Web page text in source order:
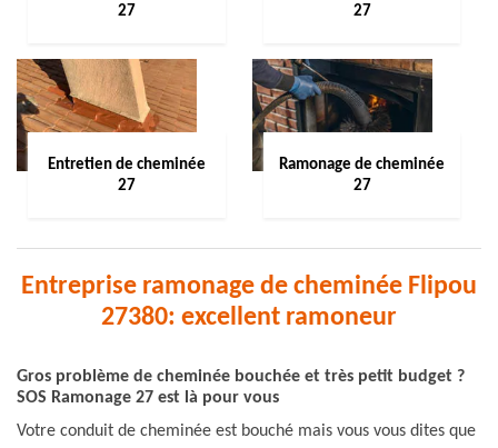
27
27
Entretien de cheminée
27
Ramonage de cheminée
27
Entreprise ramonage de cheminée Flipou
27380: excellent ramoneur
Gros problème de cheminée bouchée et très petit budget ?
SOS Ramonage 27 est là pour vous
Votre conduit de cheminée est bouché mais vous vous dites que